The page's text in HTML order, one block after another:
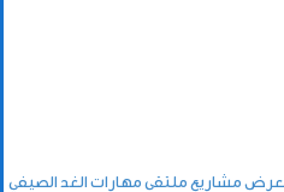
مشاريع ملتقى مهارات الغد الصيفي